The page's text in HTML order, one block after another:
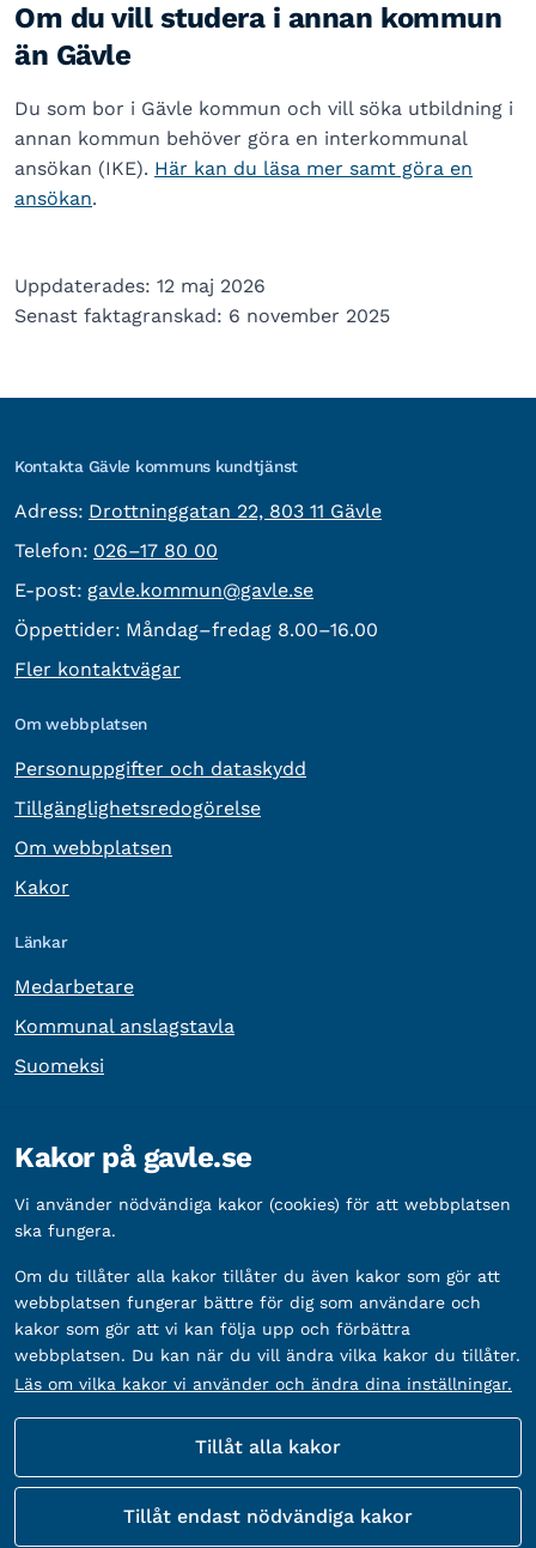
Om du vill studera i annan kommun
än Gävle
Du som bor i Gävle kommun och vill söka utbildning i
annan kommun behöver göra en interkommunal
ansökan (IKE). Här kan du läsa mer samt göra en
ansökan.
Uppdaterades: 12 maj 2026
Senast faktagranskad: 6 november 2025
Kontakta Gävle kommuns kundtjänst
Adress: besöksadress:
Drottninggatan 22, 803 11 Gävle
Telefon: Telefon:
026–17 80 00
E-post: E-post:
gavle.kommun@gavle.se
Öppettider: Måndag–fredag 8.00–16.00
Fler kontaktvägar
Om webbplatsen
Personuppgifter och dataskydd
Tillgänglighetsredogörelse
Om webbplatsen
Kakor
Länkar
Medarbetare
Kommunal anslagstavla
Suomeksi
Organisationsnummer: 212000-2338
Bankgironummer: 5888-2333
Fler sätt att följa oss
Kakor på gavle.se
Vi använder nödvändiga kakor (cookies) för att webbplatsen
ska fungera.
Om du tillåter alla kakor tillåter du även kakor som gör att
webbplatsen fungerar bättre för dig som användare och
kakor som gör att vi kan följa upp och förbättra
webbplatsen. Du kan när du vill ändra vilka kakor du tillåter.
Läs om vilka kakor vi använder och ändra dina inställningar.
Tillåt alla kakor
Tillåt endast nödvändiga kakor